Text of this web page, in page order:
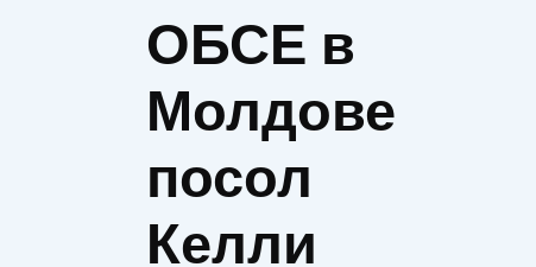
ОБСЕ в
Молдове
посол
Келли